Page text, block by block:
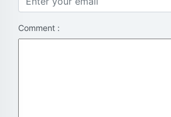
Comment :